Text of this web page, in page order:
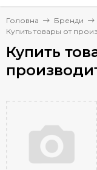
Головна
Бренди
Купить товары от
Купить